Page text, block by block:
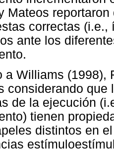
Mateos
correctas
ante los
a Williams (1998),
considerando
de la ejecución
tienen
distintos en